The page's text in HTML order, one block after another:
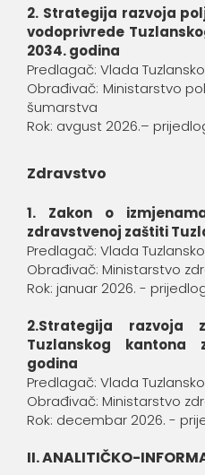
2. Strategija razvoja
vodoprivrede
2034. godina
Predlagač: Vlada
Obrađivač: Ministarstvo
šumarstva
Rok: avgust 2026.–
Zdravstvo
1. Zakon o
zdravstvenoj zaštiti
Predlagač: Vlada
Obrađivač: Ministarstvo
Rok: januar 2026. -
2.Strategija razvoja
Tuzlanskog kantona
godina
Predlagač: Vlada
Obrađivač: Ministarstvo
Rok: decembar 2026. -
II. ANALITIČKO-